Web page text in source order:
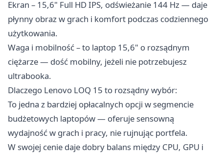
Ekran – 15,6" Full HD IPS, odświeżanie 144 Hz — daje
płynny obraz w grach i komfort podczas codziennego
użytkowania.
Waga i mobilność – to laptop 15,6" o rozsądnym
ciężarze — dość mobilny, jeżeli nie potrzebujesz
ultrabooka.
Dlaczego Lenovo LOQ 15 to rozsądny wybór:
To jedna z bardziej opłacalnych opcji w segmencie
budżetowych laptopów — oferuje sensowną
wydajność w grach i pracy, nie rujnując portfela.
W swojej cenie daje dobry balans między CPU, GPU i